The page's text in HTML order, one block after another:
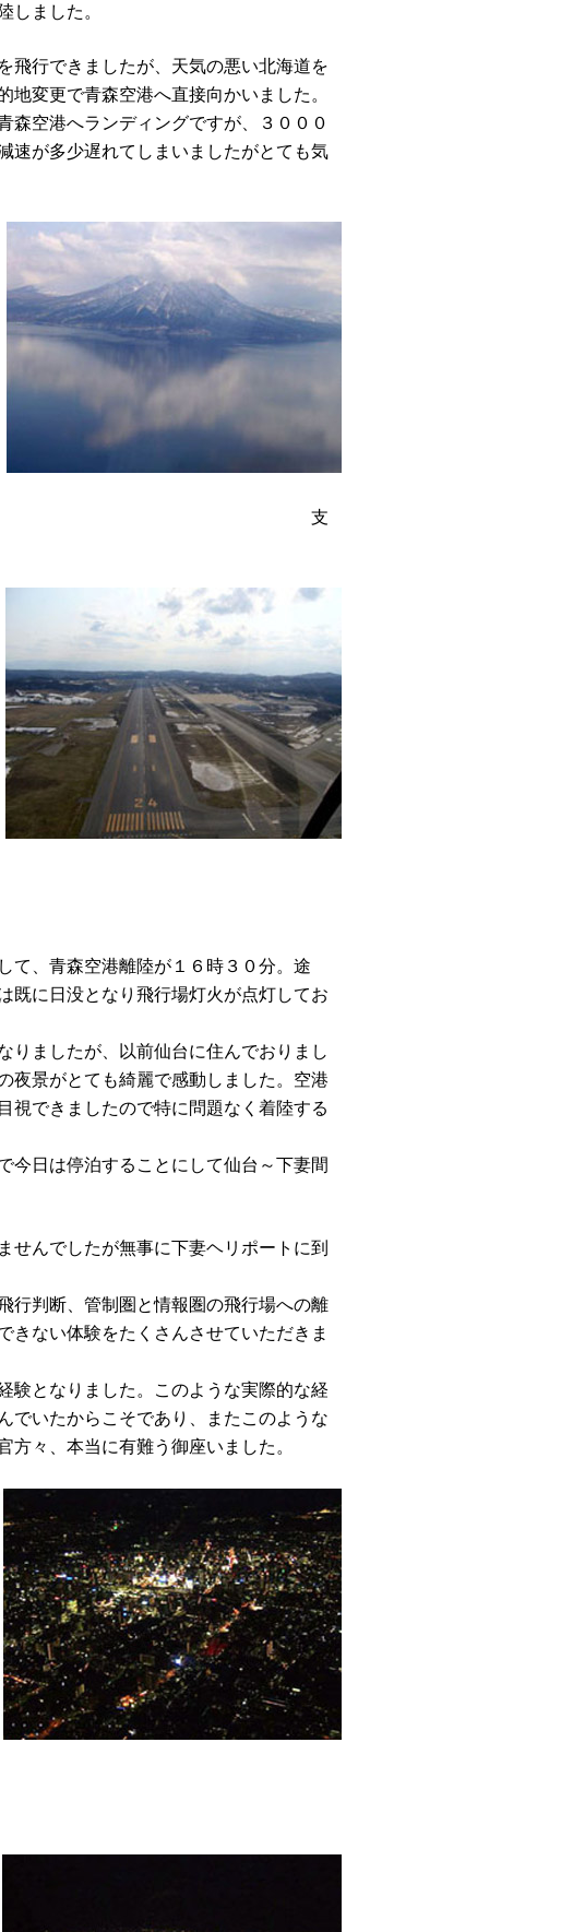
しました。
飛行できましたが、天気の悪い北海道を
変更で青森空港へ直接向かいました。
森空港へランディングですが、３０００
速が多少遅れてしまいましたがとても気
館空港 支
山
て、青森空港離陸が１６時３０分。途
既に日没となり飛行場灯火が点灯してお
りましたが、以前仙台に住んでおりまし
夜景がとても綺麗で感動しました。空港
視できましたので特に問題なく着陸する
今日は停泊することにして仙台～下妻間
せんでしたが無事に下妻ヘリポートに到
行判断、管制圏と情報圏の飛行場への離
きない体験をたくさんさせていただきま
験となりました。このような実際的な経
でいたからこそであり、またこのような
々、本当に有難う御座いました。
近